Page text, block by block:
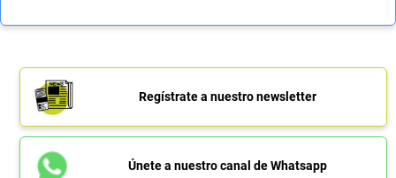
Regístrate a nuestro newsletter
Únete a nuestro canal de Whatsapp